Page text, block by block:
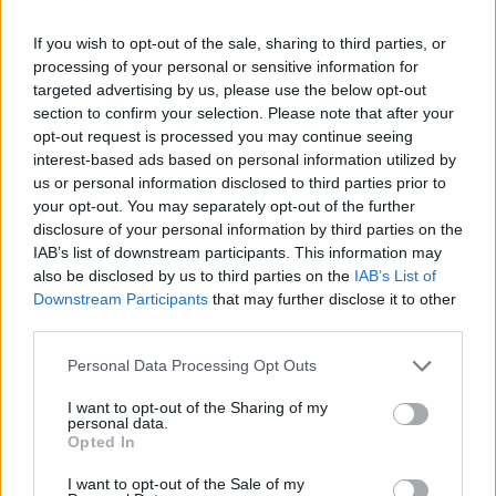
If you wish to opt-out of the sale, sharing to third parties, or
processing of your personal or sensitive information for
targeted advertising by us, please use the below opt-out
section to confirm your selection. Please note that after your
opt-out request is processed you may continue seeing
interest-based ads based on personal information utilized by
us or personal information disclosed to third parties prior to
your opt-out. You may separately opt-out of the further
disclosure of your personal information by third parties on the
IAB’s list of downstream participants. This information may
also be disclosed by us to third parties on the IAB’s List of
Downstream Participants that may further disclose it to other
Personal Data Processing Opt Outs
I want to opt-out of the Sharing of my
personal data.
Opted In
I want to opt-out of the Sale of my
szerveznek, a World School Debating Championship és az Oxford
Schools mellett Cambridge-ben például 15 évesek és a fiatalabbak
indulhatnak, de Szlovéniában is évről évre megrendeznek egy
színvonalas, nagyon sok diákot vonzó vitaversenyt, a németül tanuló
kelet- és közép-európai diákok pedig a Jugend Debattiert
Internationalon indulhatnak.
„Vannak olyan iskolák, ahol foglalkoznak ezzel, de nem elég
hangsúlyosan. Pedig nagyon jót tenne a társadalomnak, ha a diákok
megtanulnának intelligensen vitázni olyan témákról, amelyekről nem
ugyanazt gondolják” – mondja Balázsy András az itthoni helyzetről.
A magyar iskolákban valóban ritkán kerül elő a vita műfaja – csak
néhány középiskolában, egyetemen és tehetséggondozó központban
működik vitaklub, nemrég pedig arról született döntés, hogy a
középszintű magyarérettségi írásbelijéből is törlik 2024-től a
választható „érvelés” feladatot. Pedig az elmúlt években olyan
szövegek írását, mint például a humor szerepe vagy a „slow
esetben – így is előkerül, főként a retorikai témakör részeként,
feladattípusként pedig a történelem- és a földrajztanterv is említi.
Előbbi például azt javasolja a tanároknak, hogy szervezzenek vitát a
az 1848-1849-es szabadságharc vereségének okai.